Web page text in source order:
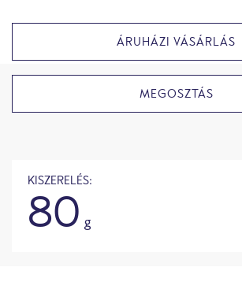
ÁRUHÁZI VÁSÁRLÁS
MEGOSZTÁS
KISZERELÉS:
80 g